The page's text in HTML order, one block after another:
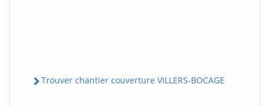
Trouver chantier couverture VILLERS-BOCAGE